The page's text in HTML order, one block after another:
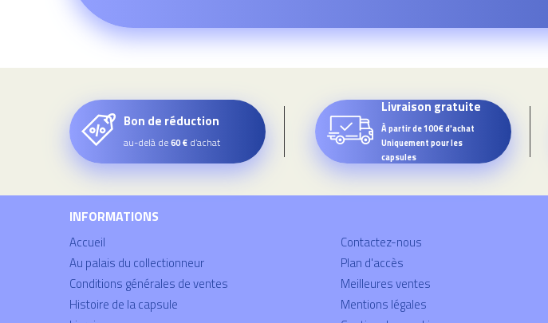
Bon de réduction
au-delà de60 € d’achat
Livraison gratuite
À partir de 100€ d'achat
Uniquement pour les
capsules
INFORMATIONS
Accueil
Au palais du collectionneur
Conditions générales de ventes
Histoire de la capsule
Contactez-nous
Plan d'accès
Meilleures ventes
Mentions légales